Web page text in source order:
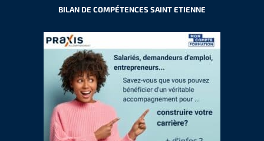
BILAN DE COMPÉTENCES SAINT ETIENNE